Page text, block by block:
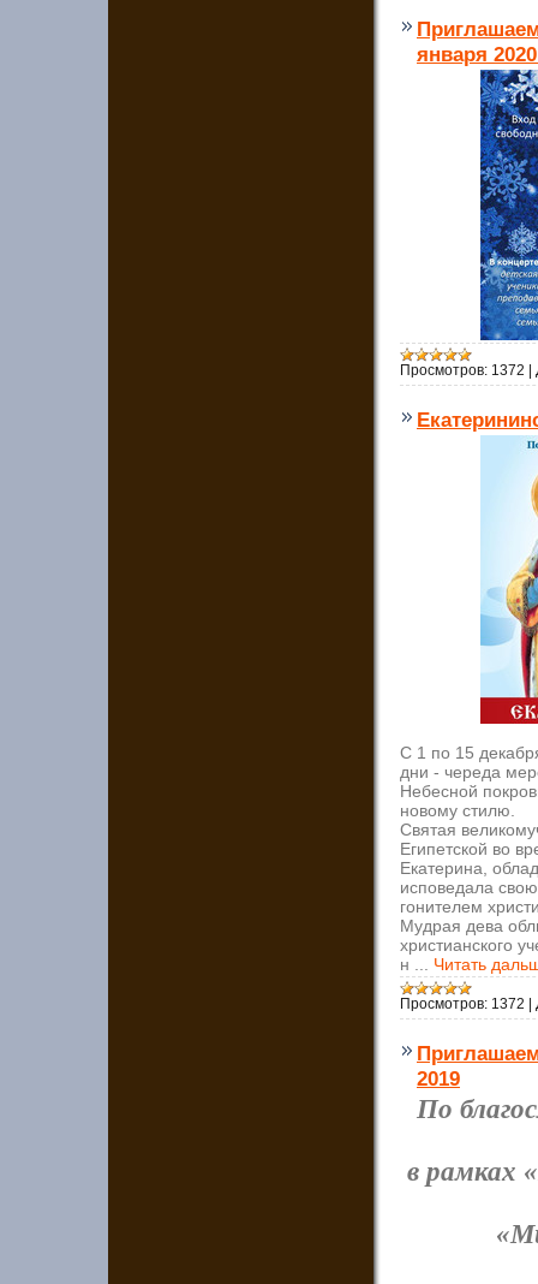
января
Просмотров: 1372
С 1 по 15
дни - череда
Небесной
новому стилю.
Святая
Египетской во
Екатерина,
исповедала
гонителем
Мудрая дева
христианского
н
Читать
Просмотров: 1372
2019
По
в рамках